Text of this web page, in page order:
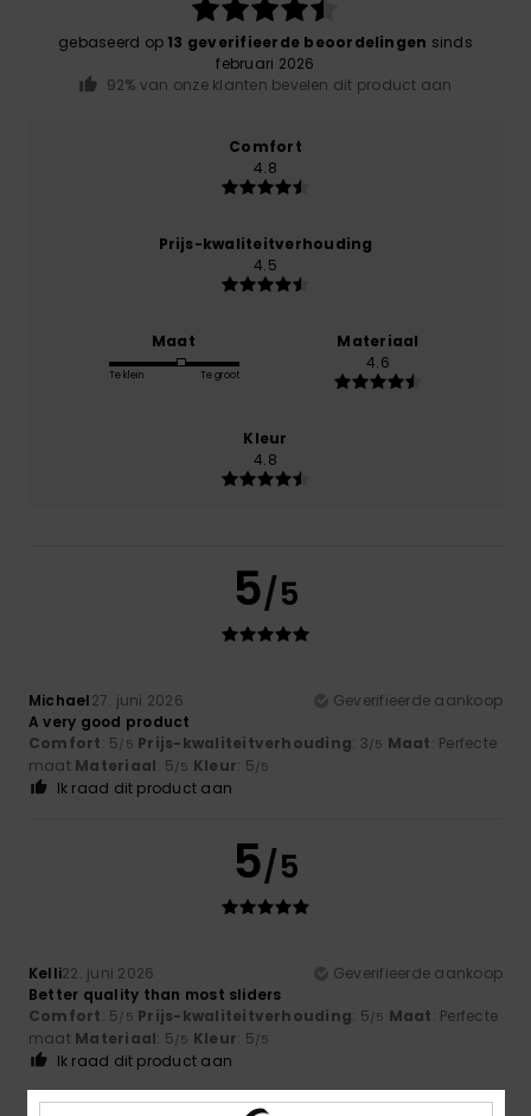
gebaseerd op 13 geverifieerde beoordelingen sinds
februari 2026
92% van onze klanten bevelen dit product aan
Comfort
4.8
Prijs-kwaliteitverhouding
4.5
Maat
Te klein Te groot
Materiaal
4.6
Kleur
4.8
5/5
Michael27. juni 2026
Geverifieerde aankoop
A very good product
Comfort: 5/5 Prijs-kwaliteitverhouding: 3/5 Maat: Perfecte
maat Materiaal: 5/5 Kleur: 5/5
Ik raad dit product aan
5/5
Kelli22. juni 2026
Geverifieerde aankoop
Better quality than most sliders
Comfort: 5/5 Prijs-kwaliteitverhouding: 5/5 Maat: Perfecte
maat Materiaal: 5/5 Kleur: 5/5
Ik raad dit product aan